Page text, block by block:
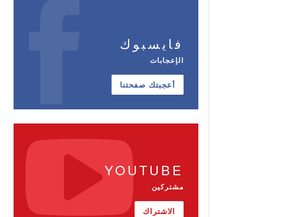
فايسبوك
الإعجابات
أعجبتك صفحتنا
YOUTUBE
مشتركين
الاشتراك